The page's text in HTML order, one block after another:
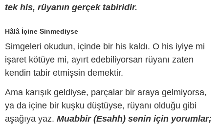
tek his, rüyanın gerçek tabiridir.
Hâlâ İçine Sinmediyse
Simgeleri okudun, içinde bir his kaldı. O his iyiye mi
işaret kötüye mi, ayırt edebiliyorsan rüyanı zaten
kendin tabir etmişsin demektir.
Ama karışık geldiyse, parçalar bir araya gelmiyorsa,
ya da içine bir kuşku düştüyse, rüyanı olduğu gibi
aşağıya yaz. Muabbir (Esahh) senin için yorumlar;